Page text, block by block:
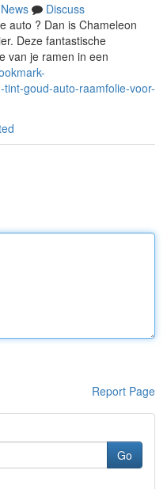
News
Discuss
auto ? Dan is Chameleon
Deze fantastische
van je ramen in een
goud-auto-raamfolie-voor-
Report Page
Go